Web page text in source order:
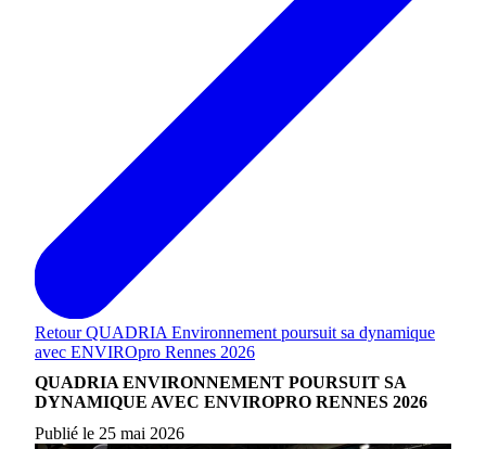
RetourQUADRIA Environnement poursuit sa dynamique
avec ENVIROpro Rennes 2026
QUADRIA ENVIRONNEMENT POURSUIT SA
DYNAMIQUE AVEC ENVIROPRO RENNES 2026
Publié le 25 mai 2026